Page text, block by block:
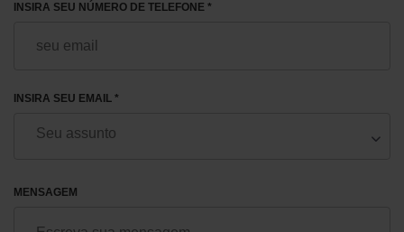
INSIRA SEU NÚMERO DE TELEFONE *
INSIRA SEU EMAIL *
MENSAGEM